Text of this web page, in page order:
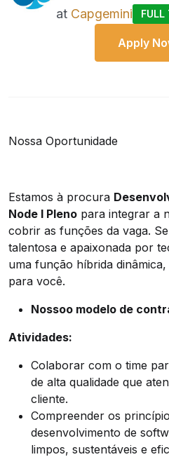
at Capgemini FULL
Apply
Nossa Oportunidade
Estamos à procura
Node I Pleno para integrar a
cobrir as funções da vaga.
talentosa e apaixonada por
uma função híbrida
para você.
Nossoo modelo de
Atividades:
Colaborar com o time
de alta qualidade que
cliente.
Compreender os
desenvolvimento de
limpos, sustentáveis e